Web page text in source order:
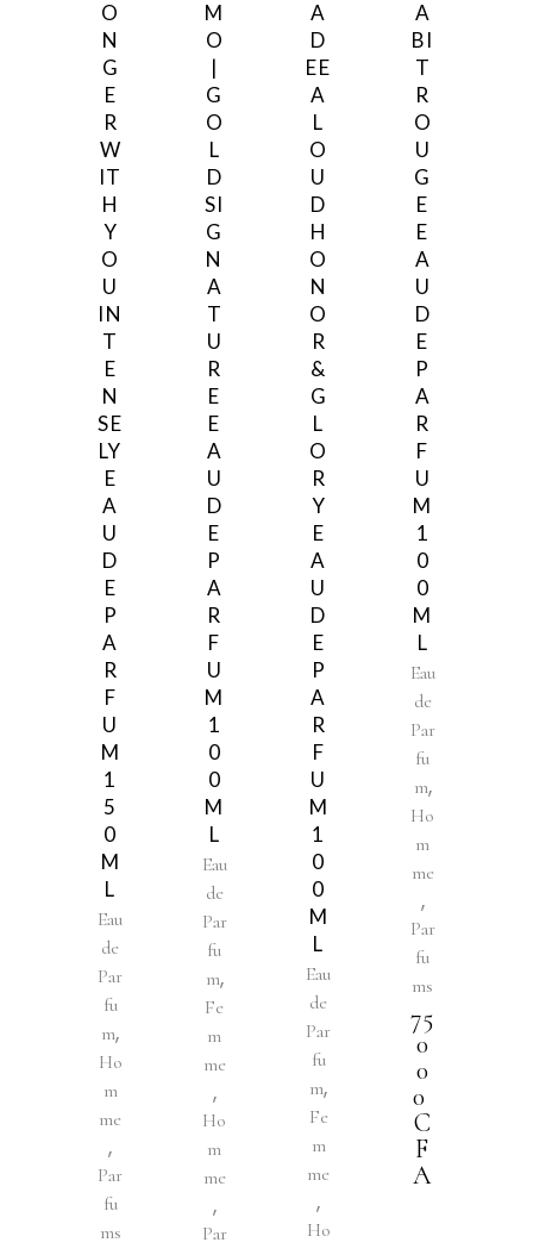
O
N
G
E
R
W
IT
H
Y
O
U
IN
T
E
N
SE
LY
E
A
U
D
E
P
A
R
F
U
M
1
5
0
M
L
Eau
de
Par
fu
m,
Ho
m
me
,
Par
fu
ms
M
O
|
G
O
L
D
SI
G
N
A
T
U
R
E
E
A
U
D
E
P
A
R
F
U
M
1
0
0
M
L
Eau
de
Par
fu
m,
Fe
m
me
,
Ho
m
me
,
Par
A
D
EE
A
L
O
U
D
H
O
N
O
R
&
G
L
O
R
Y
E
A
U
D
E
P
A
R
F
U
M
1
0
0
M
L
Eau
de
Par
fu
m,
Fe
m
me
,
Ho
A
BI
T
R
O
U
G
E
E
A
U
D
E
P
A
R
F
U
M
1
0
0
M
L
Eau
de
Par
fu
m,
Ho
m
me
,
Par
fu
ms
75
0
0
0
C
F
A